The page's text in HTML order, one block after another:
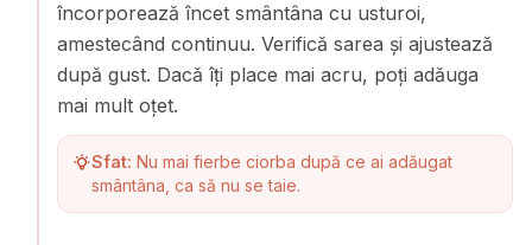
încorporează încet smântâna cu usturoi,
amestecând continuu. Verifică sarea și ajustează
după gust. Dacă îți place mai acru, poți adăuga
mai mult oțet.
Sfat: Nu mai fierbe ciorba după ce ai adăugat
smântâna, ca să nu se taie.